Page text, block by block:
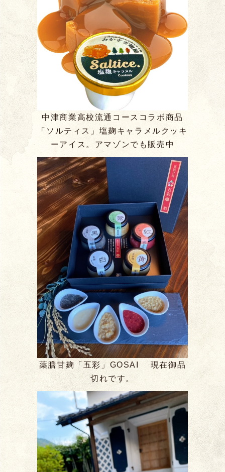
中津商業高校流通コースコラボ商品
「ソルティス」塩麹キャラメルクッキ
ーアイス。アマゾンでも販売中
薬膳甘麹「五彩」GOSAI 現在御品
切れです。